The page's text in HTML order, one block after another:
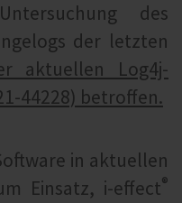
des
der letzten
aktuellen Log4j-
44228) betroffen.
in aktuellen
Einsatz, i‑effect®